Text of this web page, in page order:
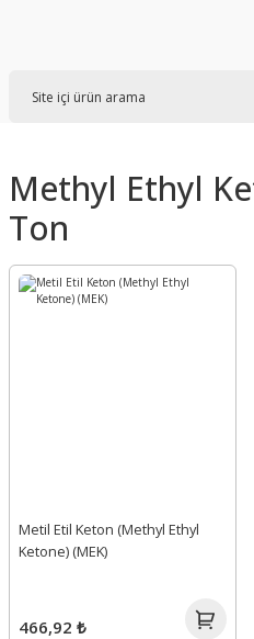
Methyl Ethyl
Ton
Metil Etil Keton (Methyl Ethyl
Ketone) (MEK)
466,92 ₺